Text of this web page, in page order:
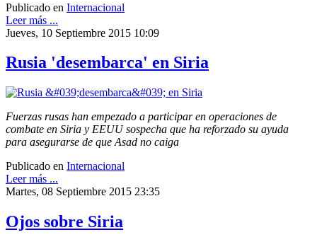
Publicado en Internacional
Leer más ...
Jueves, 10 Septiembre 2015 10:09
Rusia 'desembarca' en Siria
Fuerzas rusas han empezado a participar en operaciones de
combate en Siria y EEUU sospecha que ha reforzado su ayuda
para asegurarse de que Asad no caiga
Publicado en Internacional
Leer más ...
Martes, 08 Septiembre 2015 23:35
Ojos sobre Siria